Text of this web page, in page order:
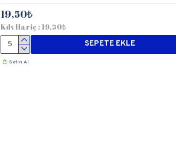
19,50₺
Kdv Hariç : 19,50₺
SEPETE EKLE
Satın Al